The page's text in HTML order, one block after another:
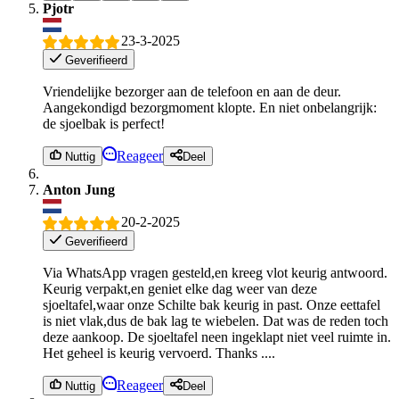
Pjotr
23-3-2025
Geverifieerd
Vriendelijke bezorger aan de telefoon en aan de deur.
Aangekondigd bezorgmoment klopte. En niet onbelangrijk:
de sjoelbak is perfect!
Nuttig Reageer Deel
Anton Jung
20-2-2025
Geverifieerd
Via WhatsApp vragen gesteld,en kreeg vlot keurig antwoord.
Keurig verpakt,en geniet elke dag weer van deze
sjoeltafel,waar onze Schilte bak keurig in past. Onze eettafel
is niet vlak,dus de bak lag te wiebelen. Dat was de reden toch
deze aankoop. De sjoeltafel neen ingeklapt niet veel ruimte in.
Het geheel is keurig vervoerd. Thanks ....
Nuttig Reageer Deel